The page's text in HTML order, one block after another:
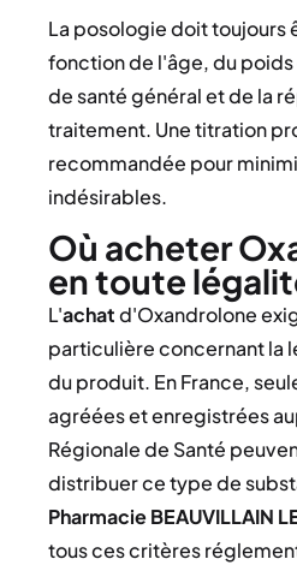
La posologie doit toujours
fonction de l'âge, du
de santé général et de la
traitement. Une titration
recommandée pour
indésirables.
Où acheter
en toute
L'achatd'Oxandrolone
particulière concernant la
du produit. En France,
agréées et enregistrées
Régionale de Santé
distribuer ce type de
Pharmacie BEAUVILLAIN
tous ces critères